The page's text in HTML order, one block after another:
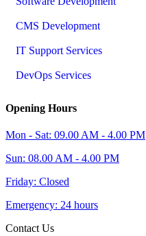
CMS Development
IT Support Services
DevOps Services
Opening Hours
Mon - Sat: 09.00 AM - 4.00 PM
Sun: 08.00 AM - 4.00 PM
Friday: Closed
Emergency: 24 hours
Contact Us